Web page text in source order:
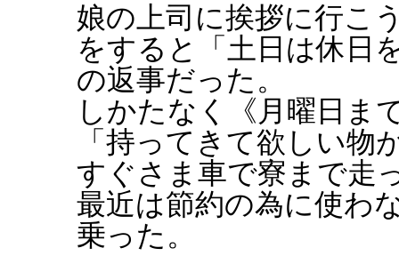
娘の上司に挨拶に行こ
をすると「土日は休日
の返事だった。
しかたなく《月曜日ま
「持ってきて欲しい物
すぐさま車で寮まで走
最近は節約の為に使わ
乗った。